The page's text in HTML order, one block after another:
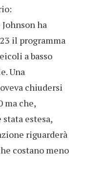
ha
il programma
a basso
Una
chiudersi
ma che,
estesa,
riguarderà
costano meno